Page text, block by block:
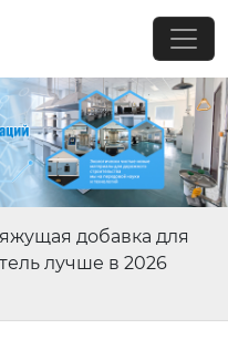
добавка для
лучше в 2026